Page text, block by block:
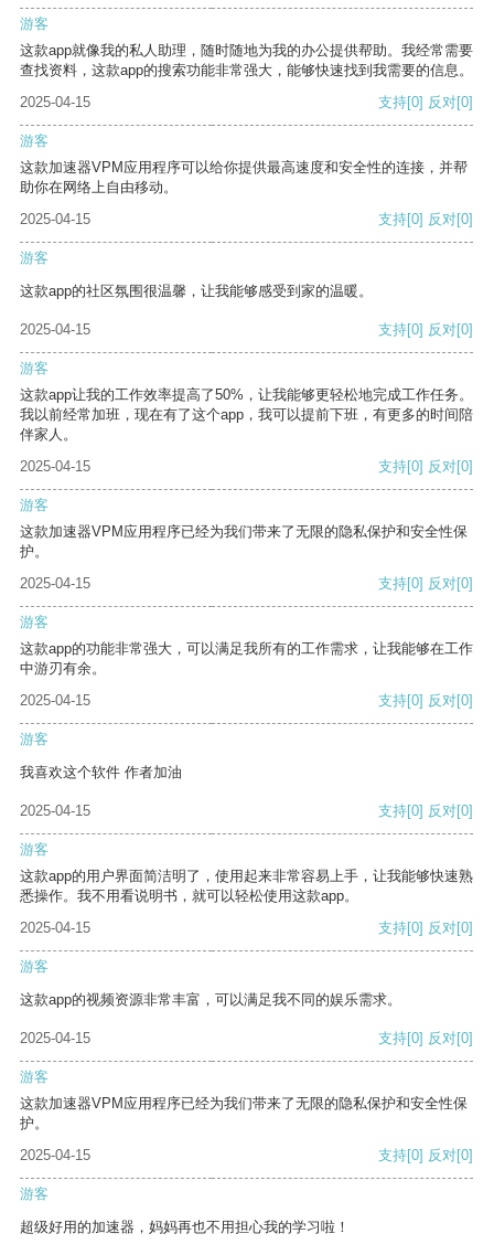
游客
这款app就像我的私人助理，随时随地为我的办公提供帮助。我经常需要
查找资料，这款app的搜索功能非常强大，能够快速找到我需要的信息。
2025-04-15
支持[0] 反对[0]
游客
这款加速器VPM应用程序可以给你提供最高速度和安全性的连接，并帮
助你在网络上自由移动。
2025-04-15
支持[0] 反对[0]
游客
这款app的社区氛围很温馨，让我能够感受到家的温暖。
2025-04-15 支持[0] 反对[0]
游客
这款app让我的工作效率提高了50%，让我能够更轻松地完成工作任务。
我以前经常加班，现在有了这个app，我可以提前下班，有更多的时间陪
伴家人。
2025-04-15
支持[0] 反对[0]
游客
这款加速器VPM应用程序已经为我们带来了无限的隐私保护和安全性保
护。
2025-04-15
支持[0] 反对[0]
游客
这款app的功能非常强大，可以满足我所有的工作需求，让我能够在工作
中游刃有余。
2025-04-15
支持[0] 反对[0]
游客
我喜欢这个软件 作者加油
2025-04-15 支持[0] 反对[0]
游客
这款app的用户界面简洁明了，使用起来非常容易上手，让我能够快速熟
悉操作。我不用看说明书，就可以轻松使用这款app。
2025-04-15
支持[0] 反对[0]
游客
这款app的视频资源非常丰富，可以满足我不同的娱乐需求。
2025-04-15 支持[0] 反对[0]
游客
这款加速器VPM应用程序已经为我们带来了无限的隐私保护和安全性保
护。
2025-04-15
支持[0] 反对[0]
游客
超级好用的加速器，妈妈再也不用担心我的学习啦！